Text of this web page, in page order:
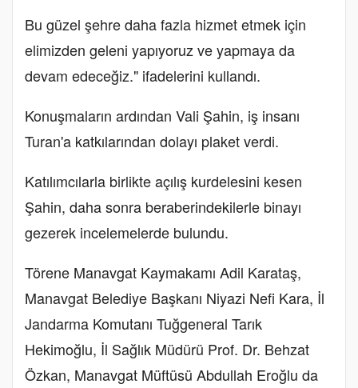
Bu güzel şehre daha fazla hizmet etmek için
elimizden geleni yapıyoruz ve yapmaya da
devam edeceğiz." ifadelerini kullandı.
Konuşmaların ardından Vali Şahin, iş insanı
Turan'a katkılarından dolayı plaket verdi.
Katılımcılarla birlikte açılış kurdelesini kesen
Şahin, daha sonra beraberindekilerle binayı
gezerek incelemelerde bulundu.
Törene Manavgat Kaymakamı Adil Karataş,
Manavgat Belediye Başkanı Niyazi Nefi Kara, İl
Jandarma Komutanı Tuğgeneral Tarık
Hekimoğlu, İl Sağlık Müdürü Prof. Dr. Behzat
Özkan, Manavgat Müftüsü Abdullah Eroğlu da